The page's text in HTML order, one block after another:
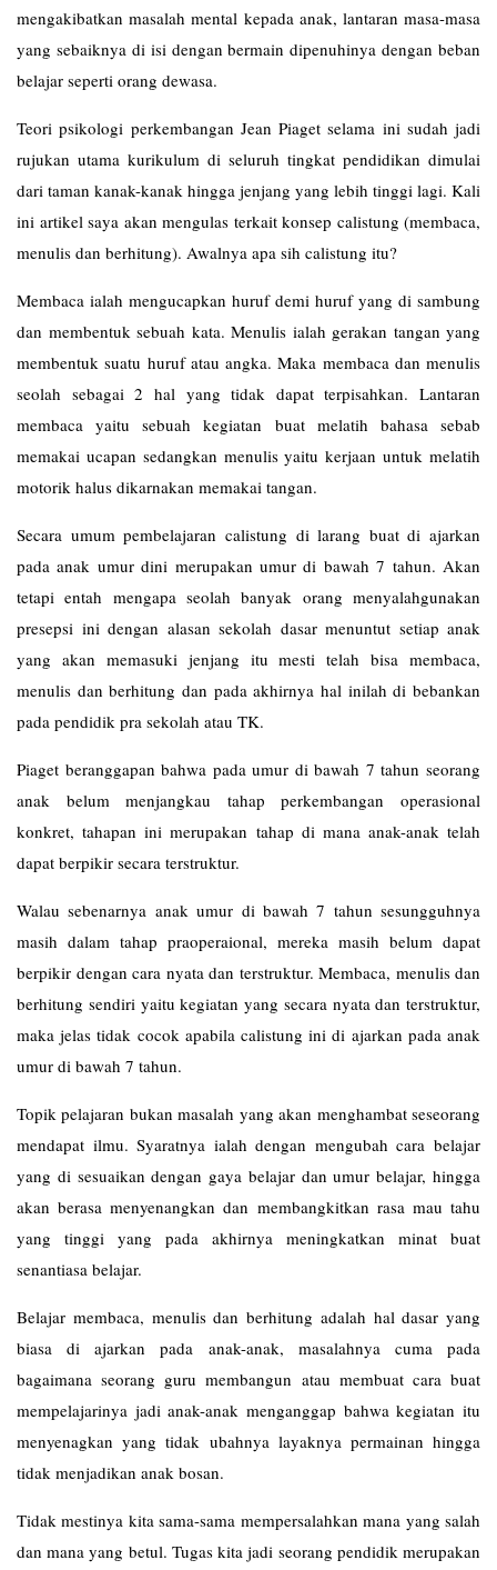
mengakibatkan masalah mental kepada anak, lantaran masa-masa
yang sebaiknya di isi dengan bermain dipenuhinya dengan beban
belajar seperti orang dewasa.
Teori psikologi perkembangan Jean Piaget selama ini sudah jadi
rujukan utama kurikulum di seluruh tingkat pendidikan dimulai
dari taman kanak-kanak hingga jenjang yang lebih tinggi lagi. Kali
ini artikel saya akan mengulas terkait konsep calistung (membaca,
menulis dan berhitung). Awalnya apa sih calistung itu?
Membaca ialah mengucapkan huruf demi huruf yang di sambung
dan membentuk sebuah kata. Menulis ialah gerakan tangan yang
membentuk suatu huruf atau angka. Maka membaca dan menulis
seolah sebagai 2 hal yang tidak dapat terpisahkan. Lantaran
membaca yaitu sebuah kegiatan buat melatih bahasa sebab
memakai ucapan sedangkan menulis yaitu kerjaan untuk melatih
motorik halus dikarnakan memakai tangan.
Secara umum pembelajaran calistung di larang buat di ajarkan
pada anak umur dini merupakan umur di bawah 7 tahun. Akan
tetapi entah mengapa seolah banyak orang menyalahgunakan
presepsi ini dengan alasan sekolah dasar menuntut setiap anak
yang akan memasuki jenjang itu mesti telah bisa membaca,
menulis dan berhitung dan pada akhirnya hal inilah di bebankan
pada pendidik pra sekolah atau TK.
Piaget beranggapan bahwa pada umur di bawah 7 tahun seorang
anak belum menjangkau tahap perkembangan operasional
konkret, tahapan ini merupakan tahap di mana anak-anak telah
dapat berpikir secara terstruktur.
Walau sebenarnya anak umur di bawah 7 tahun sesungguhnya
masih dalam tahap praoperaional, mereka masih belum dapat
berpikir dengan cara nyata dan terstruktur. Membaca, menulis dan
berhitung sendiri yaitu kegiatan yang secara nyata dan terstruktur,
maka jelas tidak cocok apabila calistung ini di ajarkan pada anak
umur di bawah 7 tahun.
Topik pelajaran bukan masalah yang akan menghambat seseorang
mendapat ilmu. Syaratnya ialah dengan mengubah cara belajar
yang di sesuaikan dengan gaya belajar dan umur belajar, hingga
akan berasa menyenangkan dan membangkitkan rasa mau tahu
yang tinggi yang pada akhirnya meningkatkan minat buat
senantiasa belajar.
Belajar membaca, menulis dan berhitung adalah hal dasar yang
biasa di ajarkan pada anak-anak, masalahnya cuma pada
bagaimana seorang guru membangun atau membuat cara buat
mempelajarinya jadi anak-anak menganggap bahwa kegiatan itu
menyenagkan yang tidak ubahnya layaknya permainan hingga
tidak menjadikan anak bosan.
Tidak mestinya kita sama-sama mempersalahkan mana yang salah
dan mana yang betul. Tugas kita jadi seorang pendidik merupakan